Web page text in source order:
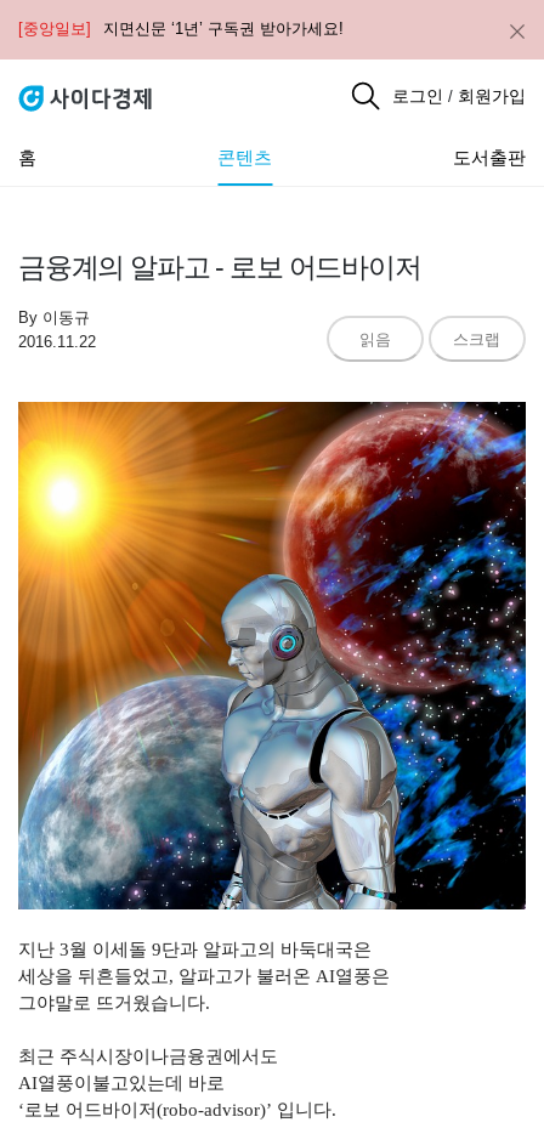
[중앙일보] 지면신문 ‘1년’ 구독권 받아가세요!
로그인 / 회원가입
홈 콘텐츠 도서출판
금융계의 알파고 - 로보 어드바이저
By 이동규
2016.11.22
읽음 스크랩
지난 3월 이세돌 9단과 알파고의 바둑대국은
세상을 뒤흔들었고, 알파고가 불러온 AI열풍은
그야말로 뜨거웠습니다.
최근 주식시장이나금융권에서도
AI열풍이불고있는데 바로
‘로보 어드바이저(robo-advisor)’ 입니다.